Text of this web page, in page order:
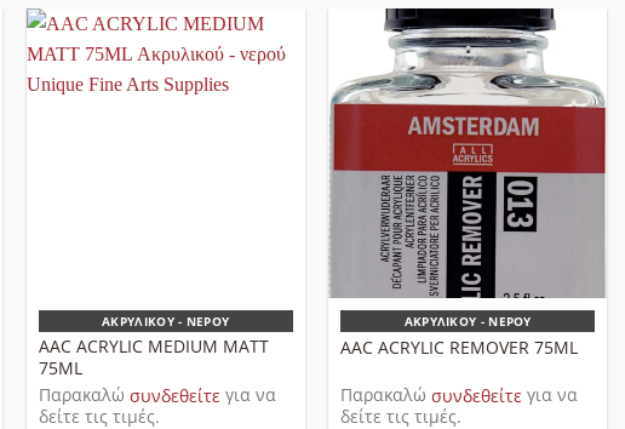
ΑΚΡΥΛΙΚΟΎ - ΝΕΡΟΎ
AAC ACRYLIC MEDIUM MATT
75ML
Παρακαλώ συνδεθείτε για να
δείτε τις τιμές.
ΑΚΡΥΛΙΚΟΎ - ΝΕΡΟΎ
AAC ACRYLIC REMOVER 75ML
Παρακαλώσυνδεθείτε για να
δείτε τις τιμές.